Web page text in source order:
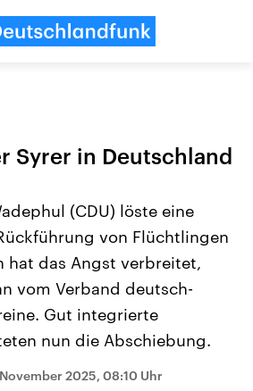
Anhalt
neuen
das
USA
Aktuelle Beiträge,
Hintergründe
Wirtschaftlich und
gehören die Vereinigten
den mächtigsten Ländern
Syrer in Deutschland
(CDU) löste eine
von Flüchtlingen
hat das Angst verbreitet,
vom Verband deutsch-
Gut integrierte
nun die Abschiebung.
2025, 08:10 Uhr